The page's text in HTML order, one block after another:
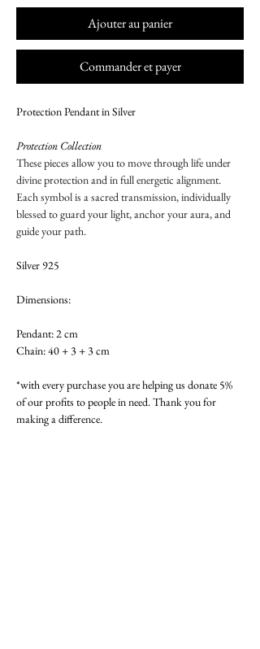
Ajouter au panier
Commander et payer
Protection Pendant in Silver
Protection Collection
These pieces allow you to move through life under
divine protection and in full energetic alignment.
Each symbol is a sacred transmission, individually
blessed to guard your light, anchor your aura, and
guide your path.
Silver 925
Dimensions:
Pendant: 2 cm
Chain: 40 + 3 + 3 cm
*with every purchase you are helping us donate 5%
of our profits to people in need. Thank you for
making a difference.